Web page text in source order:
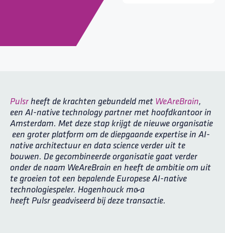
Pulsr heeft de krachten gebundeld met WeAreBrain,
een AI-native technology partner met hoofdkantoor in
Amsterdam. Met deze stap krijgt de nieuwe organisatie
een groter platform om de diepgaande expertise in AI-
native architectuur en data science verder uit te
bouwen. De gecombineerde organisatie gaat verder
onder de naam WeAreBrain en heeft de ambitie om uit
te groeien tot een bepalende Europese AI-native
technologiespeler. Hogenhouck m&a
heeft Pulsr geadviseerd bij deze transactie.